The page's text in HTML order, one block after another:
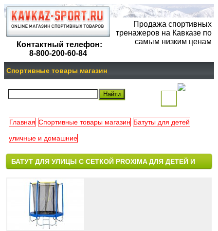
Контактный телефон:
8-800-200-60-84
Продажа спортивных
тренажеров на Кавказе по
самым низким ценам
Спортивные товары магазин
пуста
Главная Спортивные товары магазин Батуты для детей
уличные и домашние
БАТУТ ДЛЯ УЛИЦЫ С СЕТКОЙ PROXIMA ДЛЯ ДЕТЕЙ И